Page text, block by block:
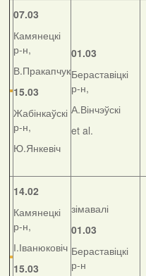
07.03
Камянецкі
р-н,
В.Пракапчук
15.03
Жабінкаўскі
р-н,
Ю.Янкевіч
01.03
Бераставіцкі
р-н,
А.Вінчэўскі
et al.
14.02
Камянецкі
р-н,
І.Іванюковіч
15.03
зімавалі
01.03
Бераставіцкі
р-н